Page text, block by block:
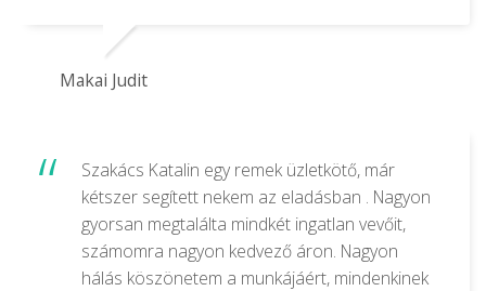
Makai Judit
Szakács Katalin egy remek üzletkötő, már
kétszer segített nekem az eladásban . Nagyon
gyorsan megtalálta mindkét ingatlan vevőit,
számomra nagyon kedvező áron. Nagyon
hálás köszönetem a munkájáért, mindenkinek